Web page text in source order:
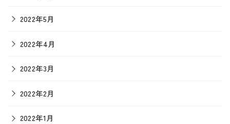
2022年5月
2022年4月
2022年3月
2022年2月
2022年1月